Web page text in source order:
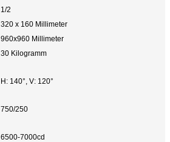
1/2
320 x 160 Millimeter
960x960 Millimeter
30 Kilogramm
H: 140°, V: 120°
750/250
6500-7000cd